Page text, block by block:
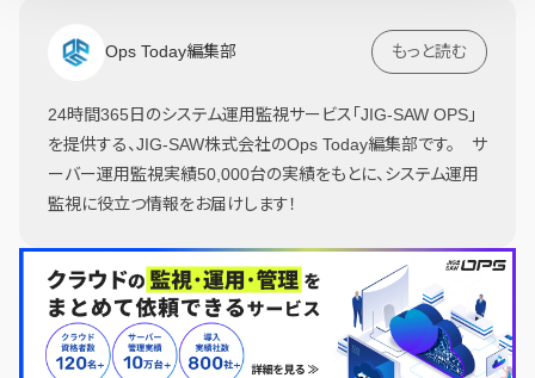
Ops Today編集部 もっと読む
24時間365日のシステム運用監視サービス「JIG-SAW OPS」
を提供する、JIG-SAW株式会社のOps Today編集部です。 サ
ーバー運用監視実績50,000台の実績をもとに、システム運用
監視に役立つ情報をお届けします！